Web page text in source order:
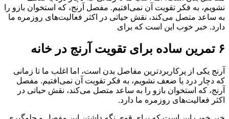
نشویم، به فکر تقویت آن نمی‌افتیم. مفصل آرنج، که استخوان بازو را
به ساعد متصل می‌کند، نقش حیاتی در اکثر فعالیت‌های روزمره ما
دارد. خبر خوب این است که برای
۶ تمرین ساده برای تقویت آرنج در خانه
آرنج یکی از پرکاربردترین مفاصل بدن است، اما اغلب ما تا زمانی
که دچار درد یا ضعف نشویم، به فکر تقویت آن نمی‌افتیم. مفصل
آرنج، که استخوان بازو را به ساعد متصل می‌کند، نقش حیاتی در
اکثر فعالیت‌های روزمره ما دارد.